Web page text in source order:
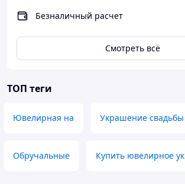
Безналичный расчет
Смотреть всё
ТОП теги
Ювелирная на Украшение свадьбы
Обручальные Купить ювелирное